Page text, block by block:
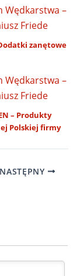
zanętowe
– Produkty
Polskiej firmy
NASTĘPNY